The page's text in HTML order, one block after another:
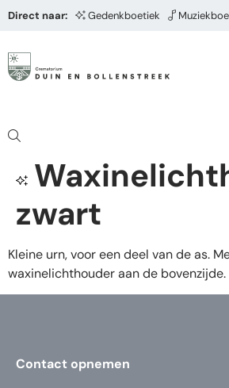
Direct naar: Gedenkboetiek
zwart
Kleine urn, voor een deel van de as.
waxinelichthouder aan de bovenzijde.
Contact opnemen